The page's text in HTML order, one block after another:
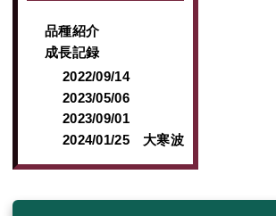
品種紹介
成長記録
2022/09/14
2023/05/06
2023/09/01
2024/01/25 大寒波